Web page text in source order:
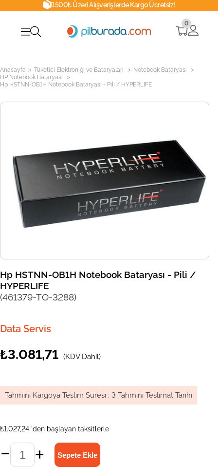
1500₺ Üzeri Alışverişlerde Kargo Ücretsiz!
0
Anasayfa > Tüketici Elektroniği ve Bataryaları > Notebook Bataryası >
HP Notebook Bataryası >
Hp HSTNN-OB1H Notebook Bataryası - Pili / HYPERLIFE
Hp HSTNN-OB1H Notebook Bataryası - Pili /
HYPERLIFE
(461379-TO-3288)
Data Servis
₺3.081,71 (KDV Dahil)
Tahmini Kargoya Teslim Süresi : 3 Tahmini Teslimat Tarihi
₺1.027,24 'den başlayan taksitlerle